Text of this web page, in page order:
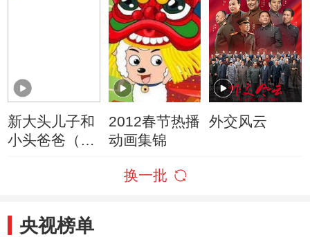
新大头儿子和
小头爸爸（动
2012春节热播
动画集锦
外交风云
换一批
央视榜单